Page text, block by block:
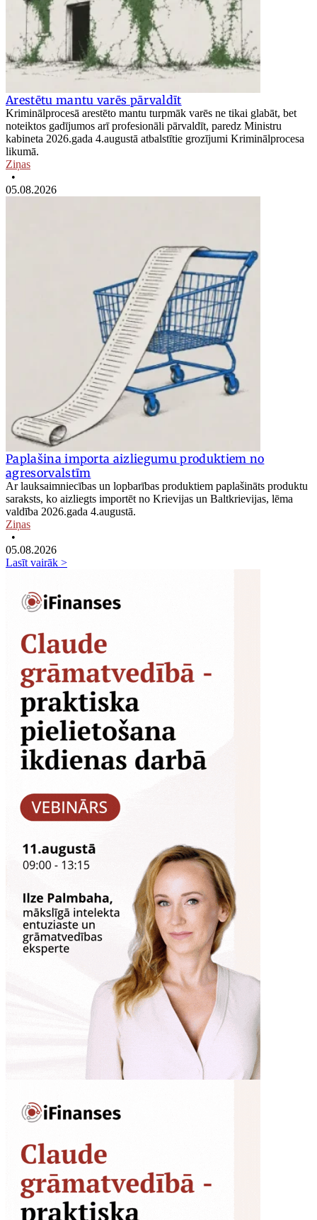
Arestētu mantu varēs pārvaldīt
Kriminālprocesā arestēto mantu turpmāk varēs ne tikai glabāt, bet
noteiktos gadījumos arī profesionāli pārvaldīt, paredz Ministru
kabineta 2026.gada 4.augustā atbalstītie grozījumi Kriminālprocesa
likumā.
Ziņas
•
05.08.2026
Paplašina importa aizliegumu produktiem no
agresorvalstīm
Ar lauksaimniecības un lopbarības produktiem paplašināts produktu
saraksts, ko aizliegts importēt no Krievijas un Baltkrievijas, lēma
valdība 2026.gada 4.augustā.
Ziņas
•
05.08.2026
Lasīt vairāk >